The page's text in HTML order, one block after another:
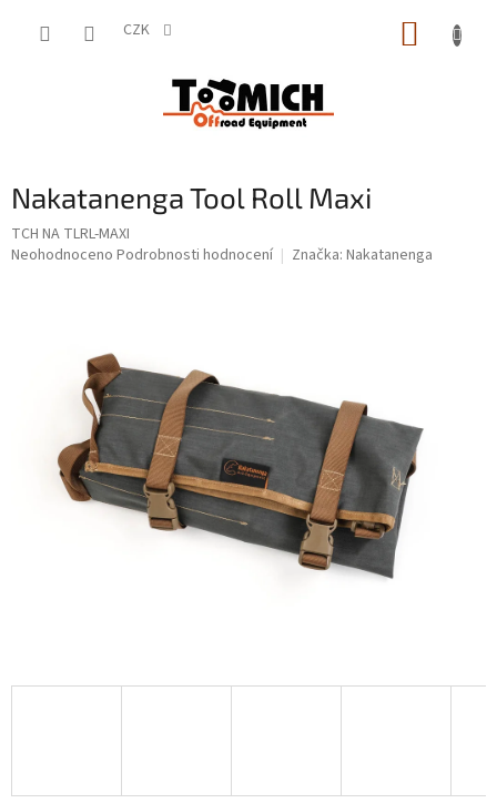
CZK
Nakatanenga Tool Roll Maxi
TCH NA TLRL-MAXI
Průměrné
Neohodnoceno Podrobnosti hodnocení Značka: Nakatanenga